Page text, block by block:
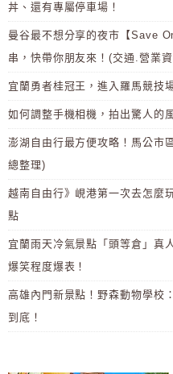
丼、還有專屬停車場！
曼谷最不想分享的夜市【Save
串，快帶你朋友來！(交通.營業
宜蘭勇者桂冠王，進入羅馬競技
如何調整手機相機，拍出驚人的
澎湖自由行最方便攻略！馬公市
總整理)
越南自由行》峴港第一次去怎麼
點
宜蘭雨天冷氣景點「頭等倉」真
爆笑程度爆表！
高雄內門新景點！野森動物學校
到底！